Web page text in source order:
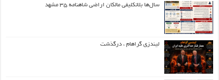
سال‌ها بلاتکلیفی مالکان اراضی شاهنامه ۳۵ مشهد
لیندزی گراهام ، درگذشت